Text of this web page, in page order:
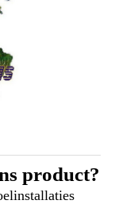
product?